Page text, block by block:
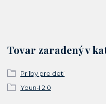
Tovar zaradený v
Prilby pre deti
Youn-I 2.0